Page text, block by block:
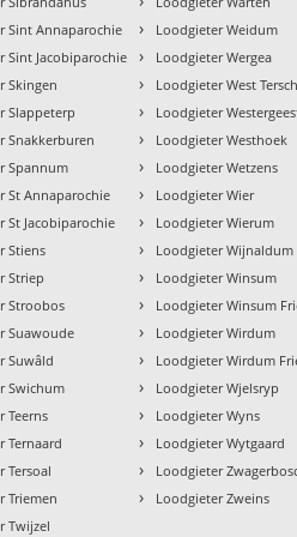
Sint Annaparochie
Sint Jacobiparochie
Skingen
Slappeterp
Snakkerburen
Spannum
St Annaparochie
St Jacobiparochie
Stiens
Striep
Stroobos
Suawoude
Suwâld
Swichum
Teerns
Ternaard
Tersoal
Triemen
Twijzel
› Loodgieter Weidum
› Loodgieter Wergea
› Loodgieter West
› Loodgieter
› Loodgieter Westhoek
› Loodgieter Wetzens
› Loodgieter Wier
› Loodgieter Wierum
› Loodgieter Wijnaldum
› Loodgieter Winsum
› Loodgieter Winsum
› Loodgieter Wirdum
› Loodgieter Wirdum
› Loodgieter Wjelsryp
› Loodgieter Wyns
› Loodgieter Wytgaard
› Loodgieter
› Loodgieter Zweins